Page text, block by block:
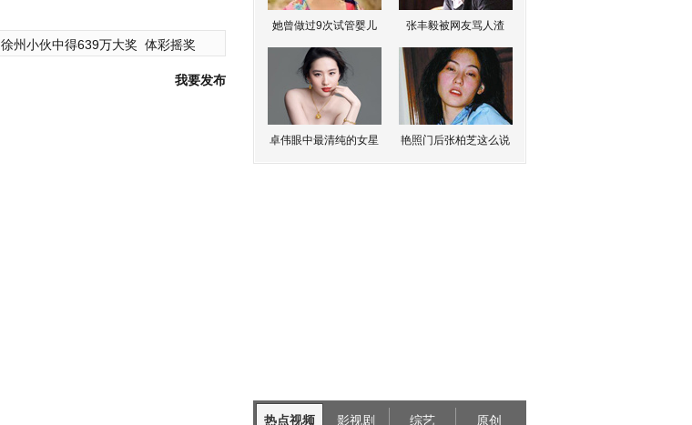
徐州小伙中得639万大奖 体彩摇奖
我要发布
她曾做过9次试管婴儿 张丰毅被网友骂人渣
卓伟眼中最清纯的女星 艳照门后张柏芝这么说
热点视频 影视剧 综艺 原创